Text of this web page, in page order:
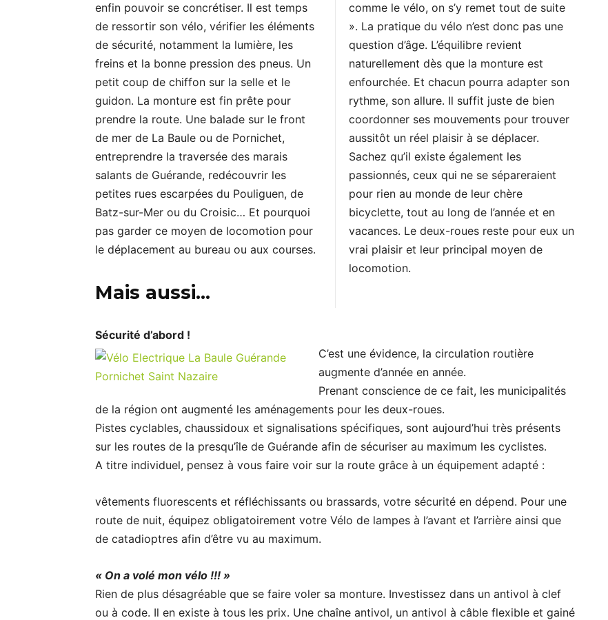
enfin pouvoir se concrétiser. Il est temps
de ressortir son vélo, vérifier les éléments
de sécurité, notamment la lumière, les
freins et la bonne pression des pneus. Un
petit coup de chiffon sur la selle et le
guidon. La monture est fin prête pour
prendre la route. Une balade sur le front
de mer de La Baule ou de Pornichet,
entreprendre la traversée des marais
salants de Guérande, redécouvrir les
petites rues escarpées du Pouliguen, de
Batz-sur-Mer ou du Croisic… Et pourquoi
pas garder ce moyen de locomotion pour
le déplacement au bureau ou aux courses.
Mais aussi…
comme le vélo, on s’y remet tout de suite
». La pratique du vélo n’est donc pas une
question d’âge. L’équilibre revient
naturellement dès que la monture est
enfourchée. Et chacun pourra adapter son
rythme, son allure. Il suffit juste de bien
coordonner ses mouvements pour trouver
aussitôt un réel plaisir à se déplacer.
Sachez qu’il existe également les
passionnés, ceux qui ne se sépareraient
pour rien au monde de leur chère
bicyclette, tout au long de l’année et en
vacances. Le deux-roues reste pour eux un
vrai plaisir et leur principal moyen de
locomotion.
Sécurité d’abord !
C’est une évidence, la circulation routière
augmente d’année en année.
Prenant conscience de ce fait, les municipalités
de la région ont augmenté les aménagements pour les deux-roues.
Pistes cyclables, chaussidoux et signalisations spécifiques, sont aujourd’hui très présents
sur les routes de la presqu’île de Guérande afin de sécuriser au maximum les cyclistes.
A titre individuel, pensez à vous faire voir sur la route grâce à un équipement adapté :
vêtements fluorescents et réfléchissants ou brassards, votre sécurité en dépend. Pour une
route de nuit, équipez obligatoirement votre Vélo de lampes à l’avant et l’arrière ainsi que
de catadioptres afin d’être vu au maximum.
« On a volé mon vélo !!! »
Rien de plus désagréable que se faire voler sa monture. Investissez dans un antivol à clef
ou à code. Il en existe à tous les prix. Une chaîne antivol, un antivol à câble flexible et gainé